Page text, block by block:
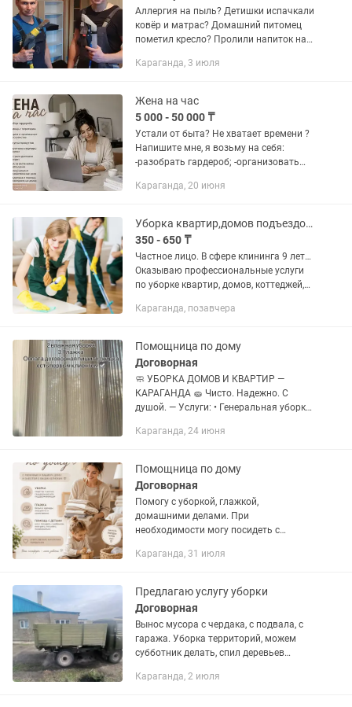
Аллергия на пыль? Детишки испачкали
ковёр и матрас? Домашний питомец
пометил кресло? Пролили напиток на
Или просто боитесь бактерий которые
Караганда, 3 июля
Жена на час
5 000 - 50 000 ₸
Устали от быта? Не хватает времени ?
Напишите мне, я возьму на себя:
-разобрать гардероб; -организовать
продукты; -подготовить квартиру к
Караганда, 20 июня
Уборка квартир,домов подъездов. мойкаокон и лоджий.клининг24/7
350 - 650 ₸
Частное лицо. В сфере клининга 9 лет…
Оказываю профессиональные услуги
по уборке квартир, домов, коттеджей,
Генеральная уборка 550тг После
Караганда, позавчера
Помощница по дому
Договорная
🧼 УБОРКА ДОМОВ И КВАРТИР —
КАРАГАНДА 🧽 Чисто. Надежно. С
душой. — Услуги: • Генеральная уборка
После ремонта • Уборка мансарды •
Караганда, 24 июня
Помощница по дому
Договорная
Помогу с уборкой, глажкой,
домашними делами. При
необходимости могу посидеть с
ответственная. Можно на постоянной
Караганда, 31 июля
Предлагаю услугу уборки
Договорная
Вынос мусора с чердака, с подвала, с
гаража. Уборка территорий, можем
субботник делать, спил деревьев
триммером, вспашка огородов, дачи
Караганда, 2 июля